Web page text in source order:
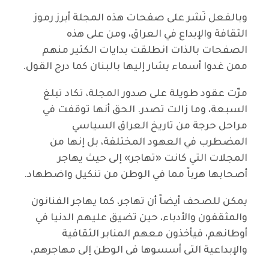
وبالفعل نَشر على صفحات هذه المجلة أبرز رموز
الثقافة والإبداع في العراق، ومن على هذه
الصفحات بالذات انطلقت بدايات الكثير منهم
ممن غدوا أسماء يشار إليها بالبنان كما درج القول.
مرّت عقود طويلة على صدور المجلة، تكاد تبلغ
السبعة، وما زالت تصدر. الحق أنها توقفت في
مراحل حرجة من تاريخ العراق السياسي
المضطرب في العهود المختلفة، بل إنها من
المجلات التي كانت «تهاجر» إلى حيث يهاجر
أصحابها هرباً مما في الوطن من تنكيل واضطهاد.
يمكن للصحف أيضاً أن تهاجر، كما يهاجر الفنانون
والمثقفون والأدباء، حين تضيق عليهم الدنيا في
أوطانهم، فيأخذون معهم المنابر الثقافية
والإبداعية التي أسسوها في الوطن إلى مهاجرهم،